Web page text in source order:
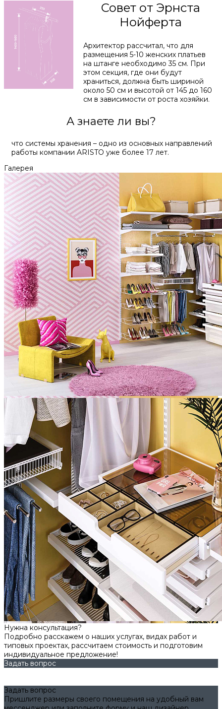
Совет от Эрнста
Нойферта
Архитектор рассчитал, что для
размещения 5-10 женских платьев
на штанге необходимо 35 см. При
этом секция, где они будут
храниться, должна быть шириной
около 50 см и высотой от 145 до 160
см в зависимости от роста хозяйки.
А знаете ли вы?
что системы хранения – одно из основных направлений
работы компании ARISTO уже более 17 лет.
Галерея
Нужна консультация?
Подробно расскажем о наших услугах, видах работ и
типовых проектах, рассчитаем стоимость и подготовим
индивидуальное предложение!
Задать вопрос
Задать вопрос
Пришлите размеры своего помещения на удобный вам